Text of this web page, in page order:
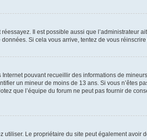
Il est possible aussi que l’administrateur
Si cela vous arrive, tentez de vous
pouvant recueillir des informations de
un mineur de moins de 13 ans. Si vous n’êtes
que l’équipe du forum ne peut pas fournir de
Le propriétaire du site peut également avoir